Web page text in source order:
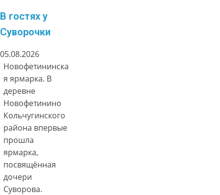
В гостях у
Суворочки
05.08.2026
Новофетининска
я ярмарка. В
деревне
Новофетинино
Кольчугинского
района впервые
прошла
ярмарка,
посвящённая
дочери
Суворова.